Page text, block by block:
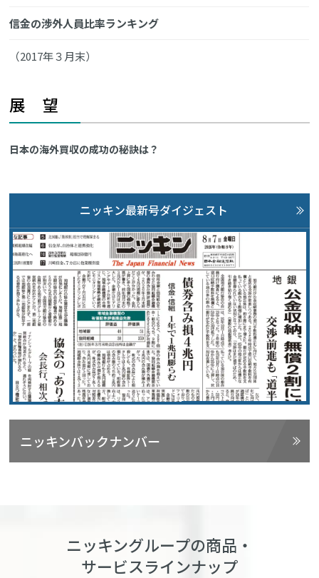
信金の渉外人員比率ランキング
（2017年３月末）
展 望
日本の海外買収の成功の秘訣は？
ニッキン最新号ダイジェスト
ニッキンバックナンバー
ニッキングループの商品・
サービスラインナップ